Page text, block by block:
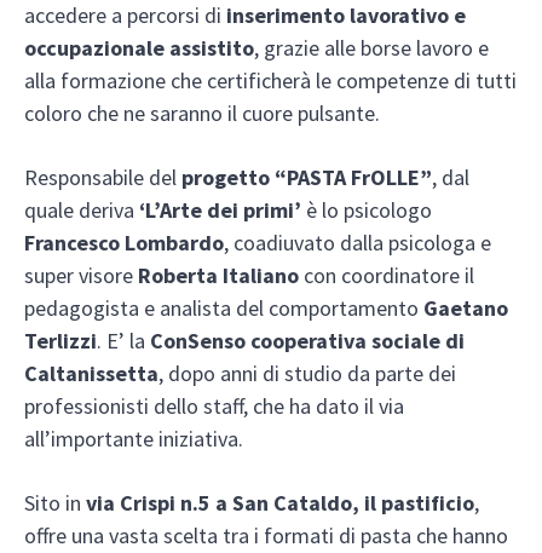
accedere a percorsi di inserimento lavorativo e
occupazionale assistito, grazie alle borse lavoro e
alla formazione che certificherà le competenze di tutti
coloro che ne saranno il cuore pulsante.
Responsabile del progetto “PASTA FrOLLE”, dal
quale deriva ‘L’Arte dei primi’ è lo psicologo
Francesco Lombardo, coadiuvato dalla psicologa e
super visore Roberta Italiano con coordinatore il
pedagogista e analista del comportamento Gaetano
Terlizzi. E’ la ConSenso cooperativa sociale di
Caltanissetta, dopo anni di studio da parte dei
professionisti dello staff, che ha dato il via
all’importante iniziativa.
Sito in via Crispi n.5 a San Cataldo, il pastificio,
offre una vasta scelta tra i formati di pasta che hanno